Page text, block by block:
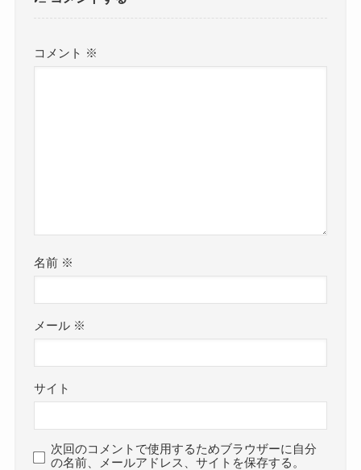
コメント ※
名前 ※
メール ※
サイト
次回のコメントで使用するためブラウザーに自分
の名前、メールアドレス、サイトを保存する。